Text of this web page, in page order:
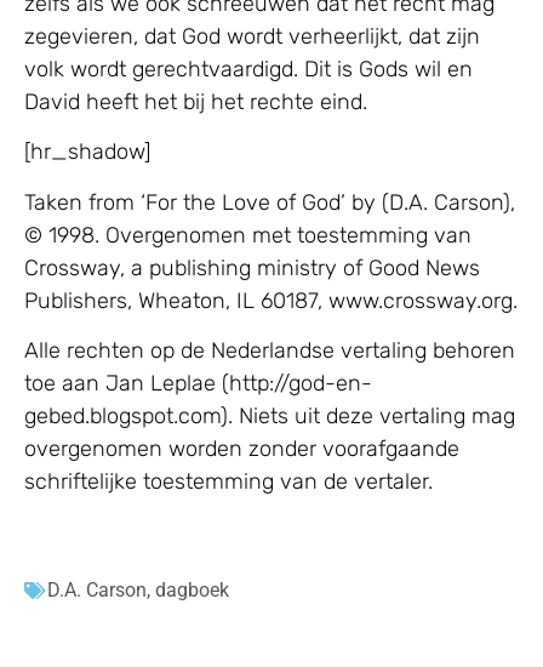
zegevieren, dat God wordt verheerlijkt, dat zijn
volk wordt gerechtvaardigd. Dit is Gods wil en
David heeft het bij het rechte eind.
[hr_shadow]
Taken from ‘For the Love of God’ by (D.A. Carson),
© 1998. Overgenomen met toestemming van
Crossway, a publishing ministry of Good News
Publishers, Wheaton, IL 60187, www.crossway.org.
Alle rechten op de Nederlandse vertaling behoren
toe aan Jan Leplae (http://god-en-
gebed.blogspot.com). Niets uit deze vertaling mag
overgenomen worden zonder voorafgaande
schriftelijke toestemming van de vertaler.
D.A. Carson, dagboek